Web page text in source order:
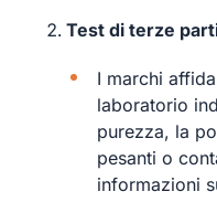
Test di terze
I marchi
laboratorio
purezza, la
pesanti o
informazioni